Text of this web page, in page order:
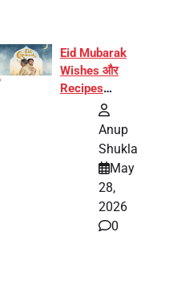
Eid Mubarak
Wishes और
Recipes
इंटरनेट पर हुईं
Anup
Shukla
May
28,
2026
0